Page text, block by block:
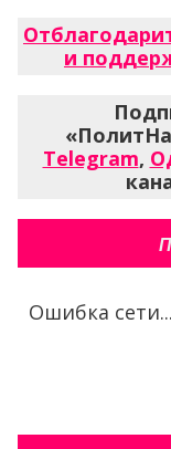
и
Telegram,
Ошибка сети...